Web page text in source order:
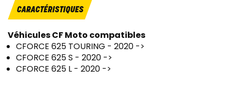
CARACTÉRISTIQUES
Véhicules CF Moto compatibles
CFORCE 625 TOURING - 2020 ->
CFORCE 625 S - 2020 ->
CFORCE 625 L - 2020 ->